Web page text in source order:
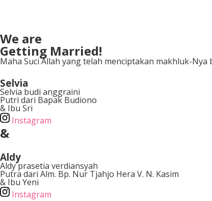
We are
Getting Married!
Maha Suci Allah yang telah menciptakan makhluk-
Selvia
Selvia budi anggraini
Putri dari Bapak Budiono
& Ibu Sri
Instagram
&
Aldy
Aldy prasetia verdiansyah
Putra dari Alm. Bp. Nur Tjahjo Hera V. N. Kasim
& Ibu Yeni
Instagram